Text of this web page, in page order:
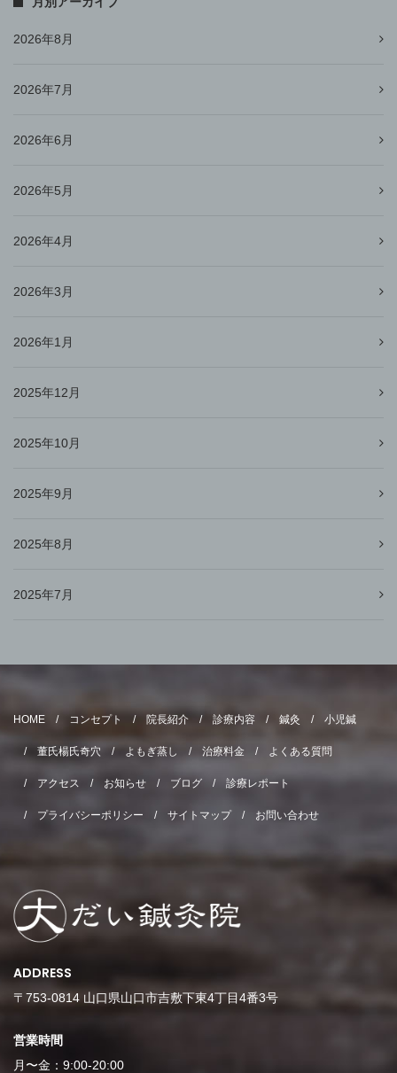
2026年8月
2026年7月
2026年6月
2026年5月
2026年4月
2026年3月
2026年1月
2025年12月
2025年10月
2025年9月
2025年8月
2025年7月
HOME コンセプト 院長紹介 診療内容 鍼灸 小児鍼
董氏楊氏奇穴 よもぎ蒸し 治療料金 よくある質問
アクセス お知らせ ブログ 診療レポート
プライバシーポリシー サイトマップ お問い合わせ
ADDRESS
〒753-0814 山口県山口市吉敷下東4丁目4番3号
営業時間
月〜金：9:00-20:00